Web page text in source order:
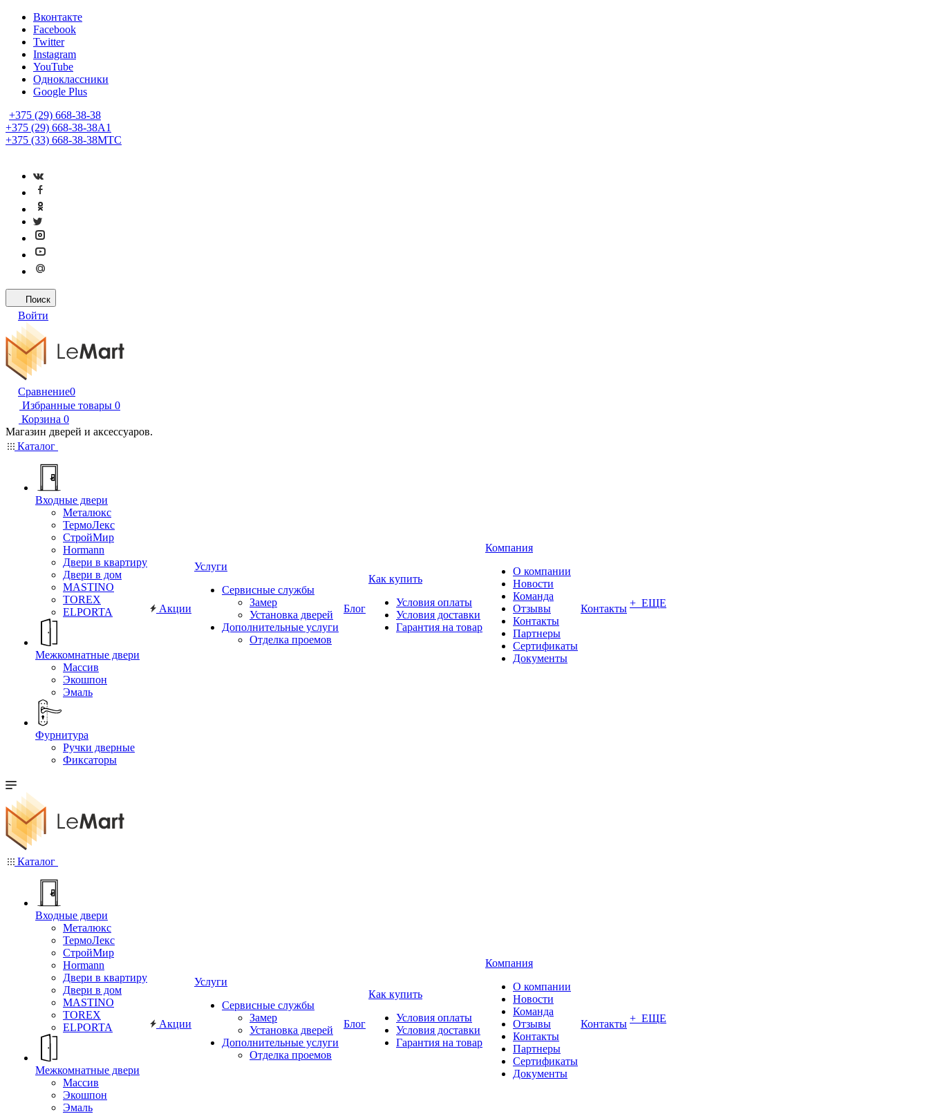
Вконтакте
Facebook
Twitter
Instagram
YouTube
Одноклассники
Google Plus
+375 (29) 668-38-38
+375 (29) 668-38-38A1
+375 (33) 668-38-38МТС
Поиск
Войти
Сравнение0
Избранные товары 0
Корзина 0
Магазин дверей и аксессуаров.
Каталог
Входные двери
Металюкс
ТермоЛекс
СтройМир
Hormann
Двери в квартиру
Двери в дом
MASTINO
TOREX
ELPORTA
Межкомнатные двери
Массив
Экошпон
Эмаль
Фурнитура
Ручки дверные
Фиксаторы
Акции
Услуги
Сервисные службы
Замер
Установка дверей
Дополнительные услуги
Отделка проемов
Блог
Как купить
Условия оплаты
Условия доставки
Гарантия на товар
Компания
О компании
Новости
Команда
Отзывы
Контакты
Партнеры
Сертификаты
Документы
Контакты + ЕЩЕ
Каталог
Входные двери
Металюкс
ТермоЛекс
СтройМир
Hormann
Двери в квартиру
Двери в дом
MASTINO
TOREX
ELPORTA
Межкомнатные двери
Массив
Экошпон
Эмаль
Акции
Услуги
Сервисные службы
Замер
Установка дверей
Дополнительные услуги
Отделка проемов
Блог
Как купить
Условия оплаты
Условия доставки
Гарантия на товар
Компания
О компании
Новости
Команда
Отзывы
Контакты
Партнеры
Сертификаты
Документы
Контакты + ЕЩЕ